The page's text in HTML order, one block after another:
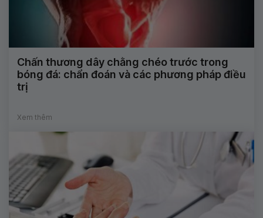
Chấn thương dây chằng chéo trước trong
bóng đá: chẩn đoán và các phương pháp điều
trị
Xem thêm